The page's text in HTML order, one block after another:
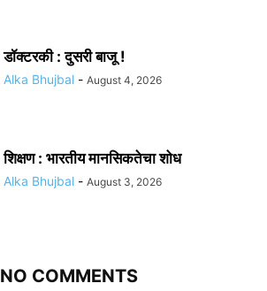
डॉक्टरकी : दुसरी बाजू !
Alka Bhujbal - August 4, 2026
शिक्षण : भारतीय मानसिकतेचा शोध
Alka Bhujbal - August 3, 2026
NO COMMENTS